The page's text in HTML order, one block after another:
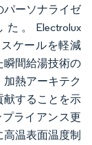
パーソナライゼ
。Electrolux
スケールを軽減
瞬間給湯技術の
熱アーキテク
献することを示
プライアンス更
温表面温度制